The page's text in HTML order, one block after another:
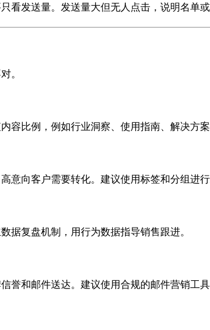
发送量。发送量大但无人点击，说明名单或
。
比例，例如行业洞察、使用指南、解决方案
意向客户需要转化。建议使用标签和分组进行
据复盘机制，用行为数据指导销售跟进。
和邮件送达。建议使用合规的邮件营销工具